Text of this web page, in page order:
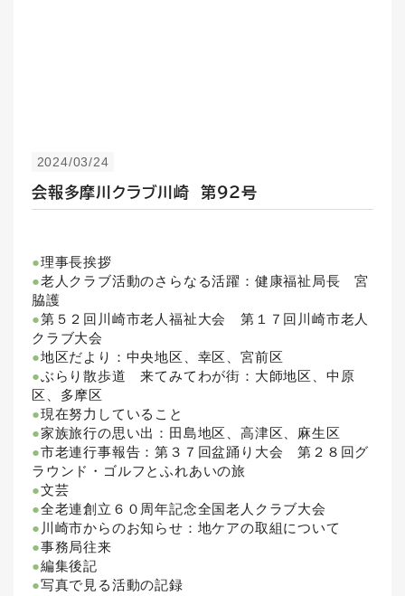
2024/03/24
会報多摩川クラブ川崎 第９２号
●理事長挨拶
●老人クラブ活動のさらなる活躍：健康福祉局長 宮
脇護
●第５２回川崎市老人福祉大会 第１７回川崎市老人
クラブ大会
●地区だより：中央地区、幸区、宮前区
●ぶらり散歩道 来てみてわが街：大師地区、中原
区、多摩区
●現在努力していること
●家族旅行の思い出：田島地区、高津区、麻生区
●市老連行事報告：第３７回盆踊り大会 第２８回グ
ラウンド・ゴルフとふれあいの旅
●文芸
●全老連創立６０周年記念全国老人クラブ大会
● 川崎市からのお知らせ：地ケアの取組について
●事務局往来
●編集後記
●写真で見る活動の記録